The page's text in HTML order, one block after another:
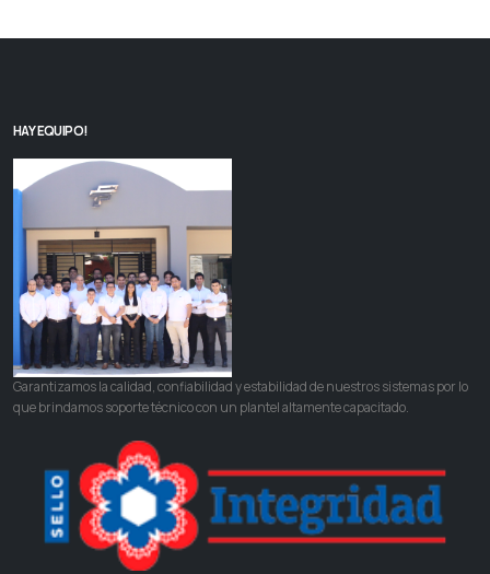
HAY EQUIPO!
Garantizamos la calidad, confiabilidad y estabilidad de nuestros sistemas por lo
que brindamos soporte técnico con un plantel altamente capacitado.